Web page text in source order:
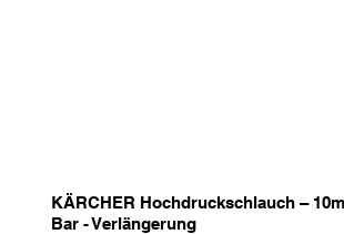
KÄRCHER Hochdruckschlauch –
Bar - Verlängerung